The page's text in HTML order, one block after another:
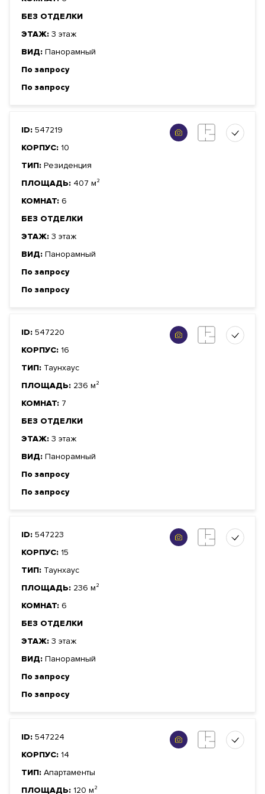
БЕЗ ОТДЕЛКИ
ЭТАЖ: 3 этаж
ВИД: Панорамный
По запросу
По запросу
ID: 547219
КОРПУС: 10
ТИП: Резиденция
ПЛОЩАДЬ: 407 м²
КОМНАТ: 6
БЕЗ ОТДЕЛКИ
ЭТАЖ: 3 этаж
ВИД: Панорамный
По запросу
По запросу
ID: 547220
КОРПУС: 16
ТИП: Таунхаус
ПЛОЩАДЬ: 236 м²
КОМНАТ: 7
БЕЗ ОТДЕЛКИ
ЭТАЖ: 3 этаж
ВИД: Панорамный
По запросу
По запросу
ID: 547223
КОРПУС: 15
ТИП: Таунхаус
ПЛОЩАДЬ: 236 м²
КОМНАТ: 6
БЕЗ ОТДЕЛКИ
ЭТАЖ: 3 этаж
ВИД: Панорамный
По запросу
По запросу
ID: 547224
КОРПУС: 14
ТИП: Апартаменты
ПЛОЩАДЬ: 120 м²